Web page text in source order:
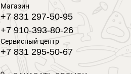
Магазин
+7 831 297-50-95
+7 910-393-80-26
Сервисный центр
+7 831 295-50-67